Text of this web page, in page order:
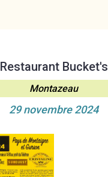
Restaurant Bucket's
Montazeau
29 novembre 2024